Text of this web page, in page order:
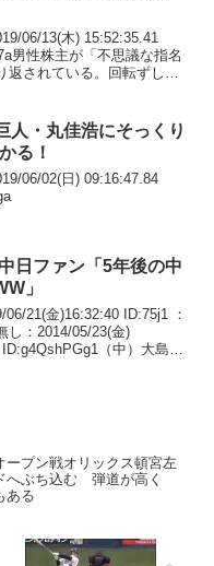
06/13(木) 15:52:35.41
男性株主が「不思議な指名
返されている。回転ずしな
と差が...
人・丸佳浩にそっくり
る！
06/02(日) 09:16:47.84
日ファン「5年後の中
」
06/21(金)16:32:40 ID:75j1 ：
し：2014/05/23(金)
（中）大島洋
ープン戦オリックス頓宮左
へぶち込む 弾道が高く
ある